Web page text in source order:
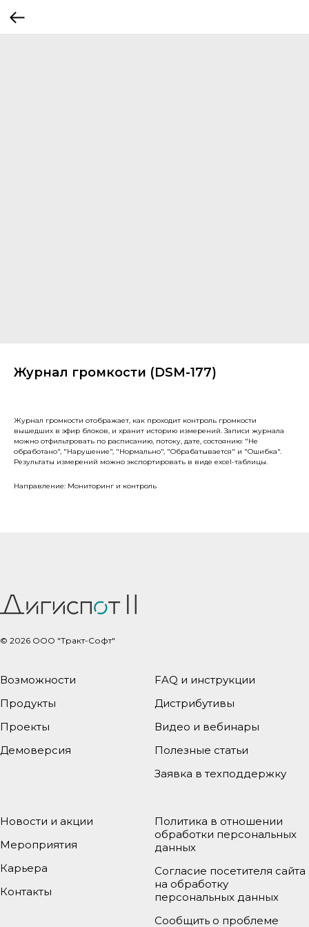
Журнал громкости (DSM-177)
Журнал громкости отображает, как проходит контроль громкости
вышедших в эфир блоков, и хранит историю измерений. Записи журнала
можно отфильтровать по расписанию, потоку, дате, состоянию: "Не
обработано", "Нарушение", "Нормально", "Обрабатывается" и "Ошибка".
Результаты измерений можно экспортировать в виде excel-таблицы.
Направление: Мониторинг и контроль
© 2026 ООО "Тракт-Софт"
Возможности
Продукты
Проекты
Демоверсия
FAQ и инструкции
Дистрибутивы
Видео и вебинары
Полезные статьи
Заявка в техподдержку
Новости и акции
Мероприятия
Карьера
Контакты
Политика в отношении
обработки персональных
данных
Согласие посетителя сайта
на обработку
персональных данных
Сообщить о проблеме